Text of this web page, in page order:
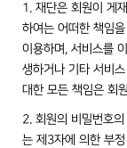
1. 재단은 회원이 게
하여는 어떠한 책임
이용하며, 서비스를
생하거나 기타 서비
대한 모든 책임은 회
2. 회원의 비밀번호
는 제3자에 의한 부